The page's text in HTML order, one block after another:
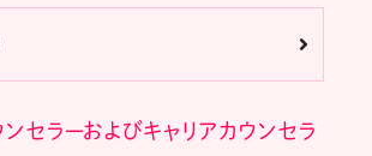
ンセラーおよびキャリアカウンセラ